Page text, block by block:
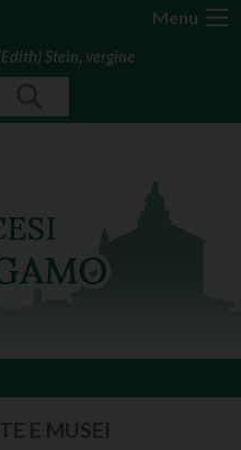
Menu
Stein, vergine